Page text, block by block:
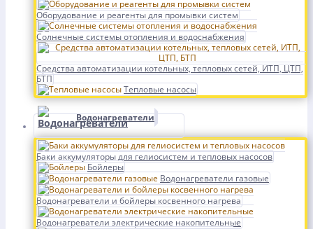
Оборудование и реагенты для промывки систем
Солнечные системы отопления и водоснабжения
Средства автоматизации котельных, тепловых сетей, ИТП, ЦТП,
БТП
Тепловые насосы
Водонагреватели
Баки аккумуляторы для гелиосистем и тепловых насосов
Бойлеры
Водонагреватели газовые
Водонагреватели и бойлеры косвенного нагрева
Водонагреватели электрические накопительные